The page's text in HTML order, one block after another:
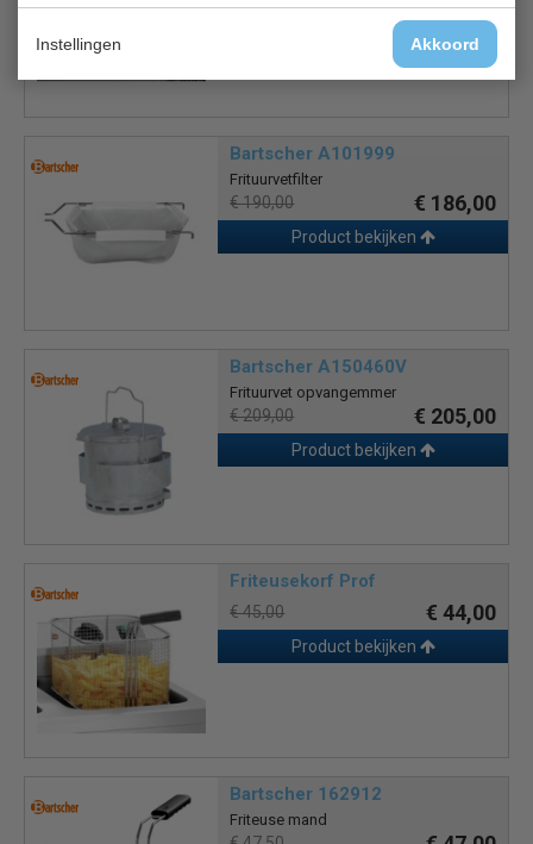
Instellingen Akkoord
Product bekijken
Bartscher A101999
Frituurvetfilter
€ 190,00 € 186,00
Product bekijken
Bartscher A150460V
Frituurvet opvangemmer
€ 209,00 € 205,00
Product bekijken
Friteusekorf Prof
€ 45,00 € 44,00
Product bekijken
Bartscher 162912
Friteuse mand